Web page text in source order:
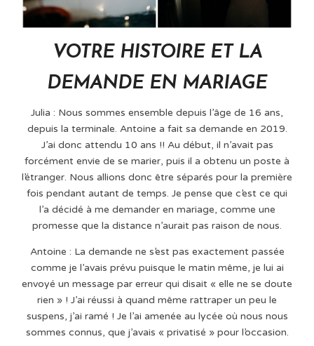
VOTRE HISTOIRE ET LA
DEMANDE EN MARIAGE
Julia : Nous sommes ensemble depuis l’âge de 16 ans,
depuis la terminale. Antoine a fait sa demande en 2019.
J’ai donc attendu 10 ans !! Au début, il n’avait pas
forcément envie de se marier, puis il a obtenu un poste à
l’étranger. Nous allions donc être séparés pour la première
fois pendant autant de temps. Je pense que c’est ce qui
l’a décidé à me demander en mariage, comme une
promesse que la distance n’aurait pas raison de nous.
Antoine : La demande ne s’est pas exactement passée
comme je l’avais prévu puisque le matin même, je lui ai
envoyé un message par erreur qui disait « elle ne se doute
rien » ! J’ai réussi à quand même rattraper un peu le
suspens, j’ai ramé ! Je l’ai amenée au lycée où nous nous
sommes connus, que j’avais « privatisé » pour l’occasion.